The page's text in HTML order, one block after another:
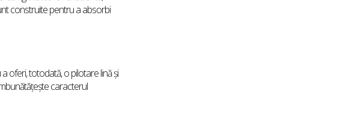
construite pentru a absorbi
oferi, totodată, o pilotare lină și
caracterul